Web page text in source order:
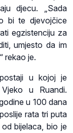
djecu. „Sada
bi te djevojčice
egzistenciju za
umjesto da im
rekao je.
u kojoj je
u Ruandi.
u 100 dana
rata tri puta
bijelaca, bio je